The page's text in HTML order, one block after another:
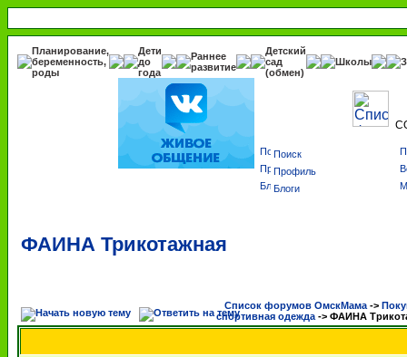
Планирование,
беременность,
роды
Дети
до
года
Раннее
развитие
Детский
сад
(обмен)
Школы
Поиск
Профиль
Блоги
ФАИНА Трикотажная
Список форумов ОмскМама ->
спортивная одежда -> ФАИНА